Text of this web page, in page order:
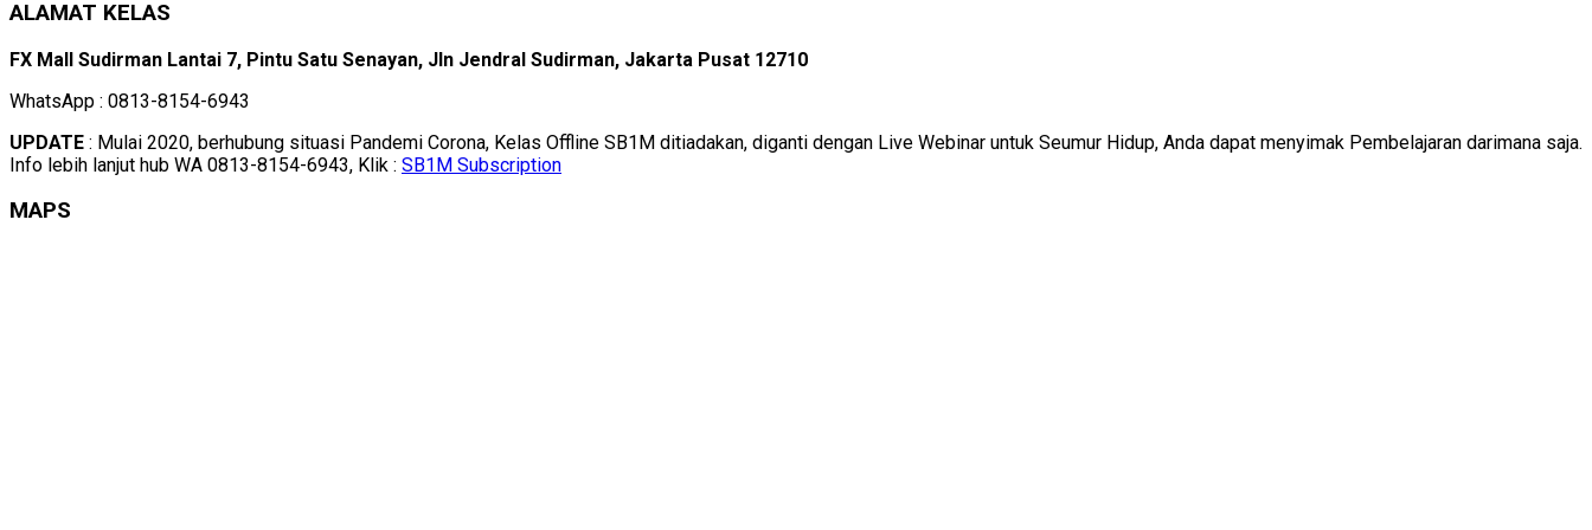
ALAMAT KELAS
FX Mall Sudirman Lantai 7, Pintu Satu Senayan, Jln Jendral Sudirman, Jakarta Pusat 12710
WhatsApp : 0813-8154-6943
UPDATE : Mulai 2020, berhubung situasi Pandemi Corona, Kelas Offline SB1M ditiadakan, diganti dengan Live Webinar untuk Seumur Hidup, Anda dapat menyimak Pembelajaran darimana saja.
Info lebih lanjut hub WA 0813-8154-6943, Klik : SB1M Subscription
MAPS